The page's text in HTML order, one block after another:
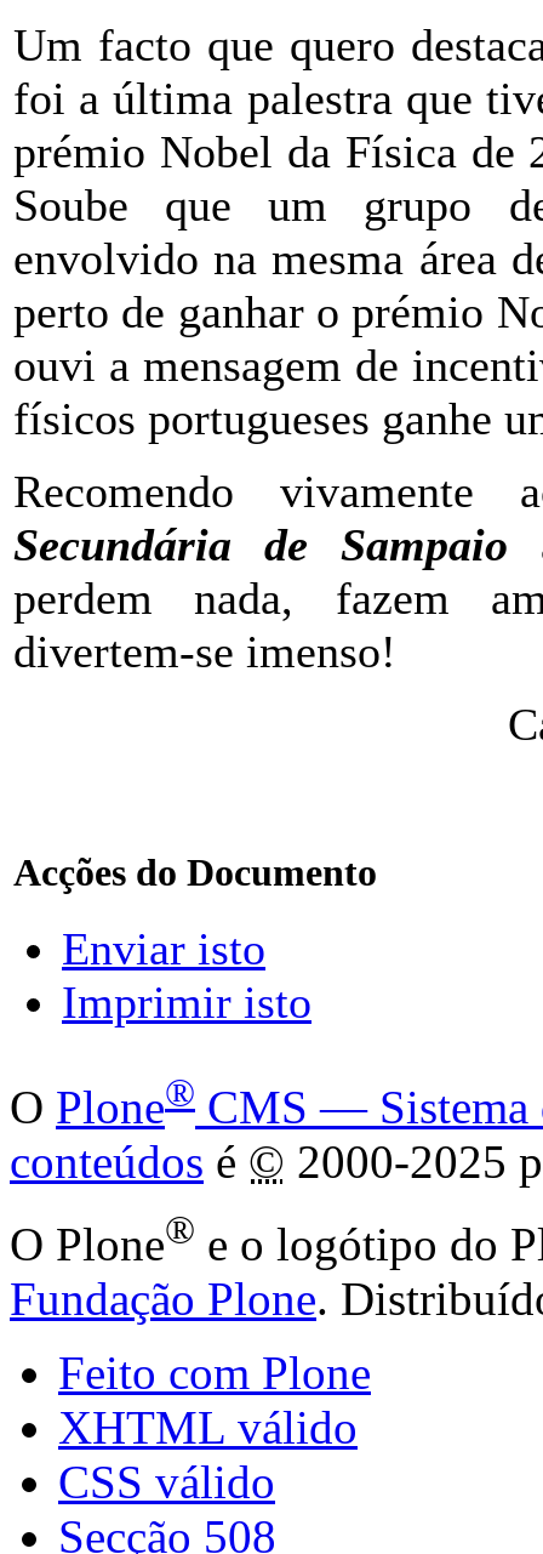
Um facto que quero
foi a última palestra que
prémio Nobel da Física de
Soube que um grupo
envolvido na mesma área
perto de ganhar o prémio
ouvi a mensagem de
físicos portugueses ganhe
Recomendo
Secundária de Sampaio
perdem nada, fazem
divertem-se imenso!
Acções do Documento
Enviar isto
Imprimir isto
O Plone® CMS — Sistema
conteúdos é © 2000-2025
O Plone® e o logótipo do
Fundação Plone.
Feito com Plone
XHTML válido
CSS válido
Secção 508